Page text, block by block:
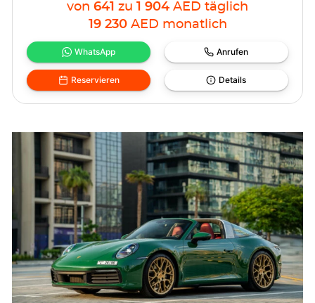
von 641 zu 1 904 AED täglich
19 230 AED monatlich
WhatsApp Anrufen
Reservieren Details